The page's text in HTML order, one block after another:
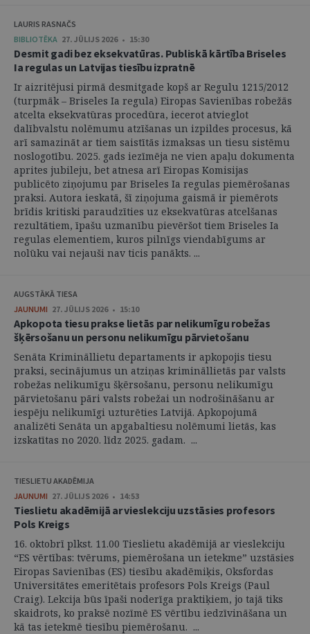
LAURIS RASNAČS
BIBLIOTĒKA 27. JŪLIJS 2026 • 15:30
Desmit gadi bez eksekvatūras. Publiskā kārtība Briseles
Ia regulas un Latvijas tiesību izpratnē
Ir aizritējusi pirmā desmitgade kopš ar Regulu 1215/2012
(turpmāk – Briseles Ia regula) Eiropas Savienības robežās
atcelta eksekvatūras procedūra, iecerot atvieglot
dalībvalstu nolēmumu atzīšanas un izpildes procesus, kā
arī samazināt ar tiem saistītās izmaksas un tiesu sistēmu
noslogotību. 2025. gads iezīmēja ne vien apaļu dokumenta
aprites jubileju, bet atnesa arī Eiropas Komisijas
publicēto ziņojumu par Briseles Ia regulas piemērošanas
praksi. Autora ieskatā, šī ziņojuma gaismā ir piemērots
brīdis kritiski paraudzīties uz eksekvatūras atcelšanas
rezultātiem, īpašu uzmanību pievēršot tiem Briseles Ia
regulas elementiem, kuros pilnīgs viendabīgums ar
nolūku vai nejauši nav ticis panākts. ...
AUGSTĀKĀ TIESA
JAUNUMI 27. JŪLIJS 2026 • 15:10
Apkopota tiesu prakse lietās par nelikumīgu robežas
šķērsošanu un personu nelikumīgu pārvietošanu
Senāta Krimināllietu departaments ir apkopojis tiesu
praksi, secinājumus un atziņas krimināllietās par valsts
robežas nelikumīgu šķērsošanu, personu nelikumīgu
pārvietošanu pāri valsts robežai un nodrošināšanu ar
iespēju nelikumīgi uzturēties Latvijā. Apkopojumā
analizēti Senāta un apgabaltiesu nolēmumi lietās, kas
izskatītas no 2020. līdz 2025. gadam. ...
TIESLIETU AKADĒMIJA
JAUNUMI 27. JŪLIJS 2026 • 14:53
Tieslietu akadēmijā ar vieslekciju uzstāsies profesors
Pols Kreigs
16. oktobrī plkst. 11.00 Tieslietu akadēmijā ar vieslekciju
“ES vērtības: tvērums, piemērošana un ietekme” uzstāsies
Eiropas Savienības (ES) tiesību akadēmiķis, Oksfordas
Universitātes emeritētais profesors Pols Kreigs (Paul
Craig). Lekcija būs īpaši noderīga praktiķiem, jo tajā tiks
skaidrots, ko praksē nozīmē ES vērtību iedzīvināšana un
kā tas ietekmē tiesību piemērošanu. ...